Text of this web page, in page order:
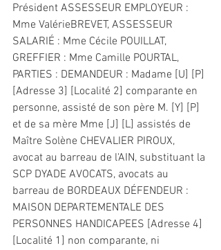
Président ASSESSEUR EMPLOYEUR :
Mme ValérieBREVET, ASSESSEUR
SALARIÉ : Mme Cécile POUILLAT,
GREFFIER : Mme Camille POURTAL,
PARTIES : DEMANDEUR : Madame [U] [P]
[Adresse 3] [Localité 2] comparante en
personne, assisté de son père M. [Y] [P]
et de sa mère Mme [J] [L] assistés de
Maître Solène CHEVALIER PIROUX,
avocat au barreau de l'AIN, substituant la
SCP DYADE AVOCATS, avocats au
barreau de BORDEAUX DÉFENDEUR :
MAISON DEPARTEMENTALE DES
PERSONNES HANDICAPEES [Adresse 4]
[Localité 1] non comparante, ni